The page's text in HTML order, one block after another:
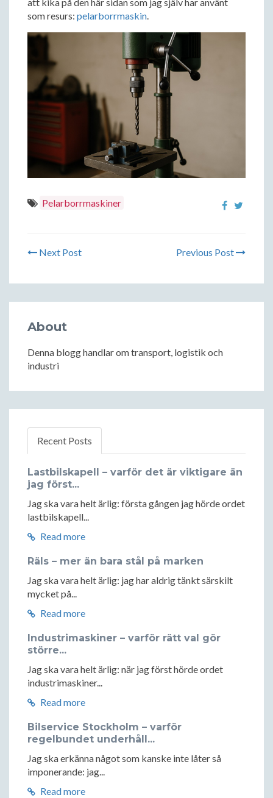
som resurs: pelarborrmaskin.
Pelarborrmaskiner
Next Post Previous Post
About
Denna blogg handlar om transport, logistik och
industri
Recent Posts
Lastbilskapell – varför det är viktigare än
jag först...
Jag ska vara helt ärlig: första gången jag hörde ordet
lastbilskapell...
Read more
Räls – mer än bara stål på marken
Jag ska vara helt ärlig: jag har aldrig tänkt särskilt
mycket på...
Read more
Industrimaskiner – varför rätt val gör
större...
Jag ska vara helt ärlig: när jag först hörde ordet
industrimaskiner...
Read more
Bilservice Stockholm – varför
regelbundet underhåll...
Jag ska erkänna något som kanske inte låter så
imponerande: jag...
Read more